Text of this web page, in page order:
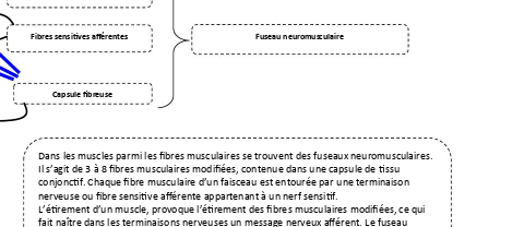
Dans les muscles parmi les fibres musculaires se trouvent des fuseaux neuromusculaires.
Il s’agit de 3 à 8 fibres musculaires modifiées, contenue dans une capsule de tissu
conjonctif. Chaque fibre musculaire d’un faisceau est entourée par une terminaison
nerveuse ou fibre sensitive afférente appartenant à un nerf sensitif.
L’étirement d’un muscle, provoque l’étirement des fibres musculaires modifiées, ce qui
fait naître dans les terminaisons nerveuses un message nerveux afférent. L e fuseau
Fuseau neuromusculaire
Fibres sensitives afférentes
Capsule fibreuse